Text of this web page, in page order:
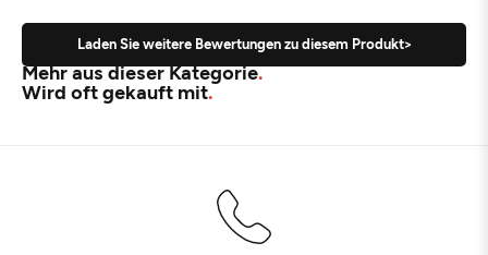
Laden Sie weitere Bewertungen zu diesem Produkt>
Mehr aus dieser Kategorie
Wird oft gekauft mit